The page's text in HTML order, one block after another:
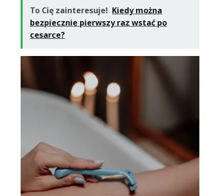
To Cię zainteresuje! Kiedy można
bezpiecznie pierwszy raz wstać po
cesarce?